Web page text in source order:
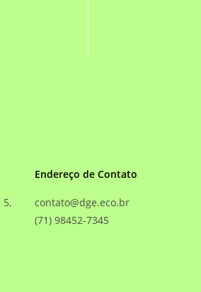
5,
Endereço de Contato
contato@dge.eco.br
(71) 98452-7345